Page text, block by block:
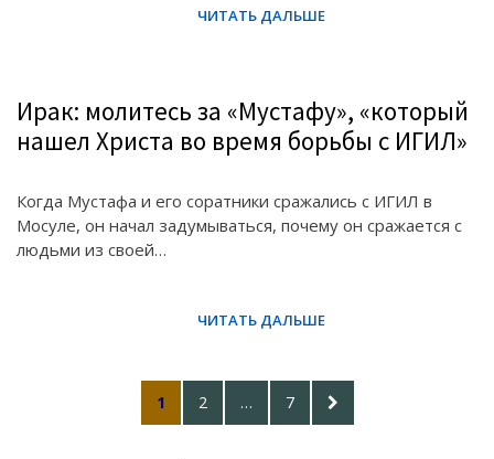
Ирак: молитесь за «Мустафу», «который
нашел Христа во время борьбы с ИГИЛ»
Когда Мустафа и его соратники сражались с ИГИЛ в
Мосуле, он начал задумываться, почему он сражается с
людьми из своей…
pagination
PAGE
1 PAGE
2 … PAGE
7
NEXT
PAGE